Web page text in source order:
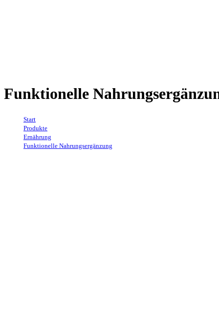
Funktionelle
Start
Produkte
Ernährung
Funktionelle Nahrungsergänzung